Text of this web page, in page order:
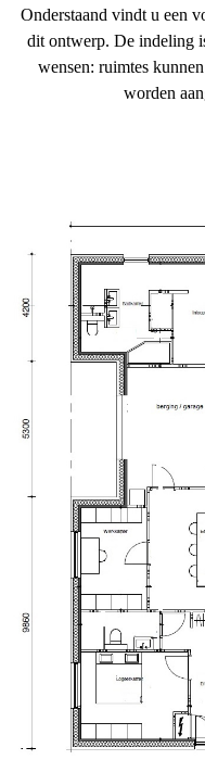
Onderstaand vindt u een
dit ontwerp. De indeling
wensen: ruimtes
worden